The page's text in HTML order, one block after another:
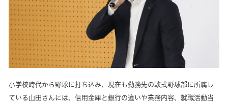
小学校時代から野球に打ち込み、現在も勤務先の軟式野球部に所属し
ている山田さんには、信用金庫と銀行の違いや業務内容、就職活動当